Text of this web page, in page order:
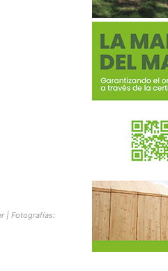
| Fotografías: